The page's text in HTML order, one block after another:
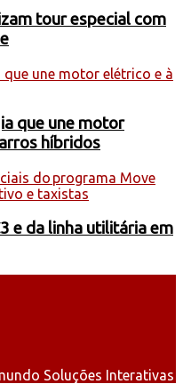
tour especial com
que une motor
híbridos
e da linha utilitária em
Soluções Interativas